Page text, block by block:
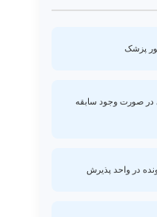
پزشک
در صورت وجود سابقه
در واحد پذیرش